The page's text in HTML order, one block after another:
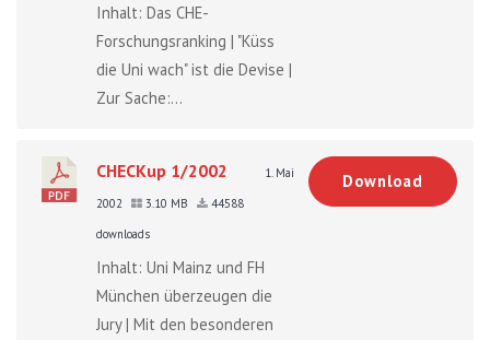
Inhalt: Das CHE-
Forschungsranking | "Küss
die Uni wach" ist die Devise |
Zur Sache:...
CHECKup 1/2002
1. Mai
2002
3.10 MB
44588
downloads
Inhalt: Uni Mainz und FH
München überzeugen die
Jury | Mit den besonderen
Download